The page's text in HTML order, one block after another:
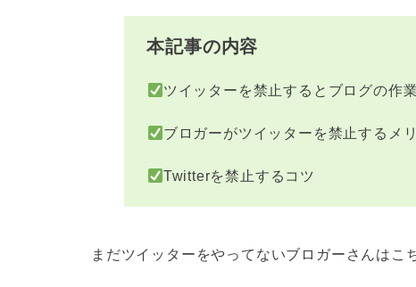
本記事の内容
ツイッターを禁止するとブログの作
ブロガーがツイッターを禁止するメ
Twitterを禁止するコツ
まだツイッターをやってないブロガーさんはこ